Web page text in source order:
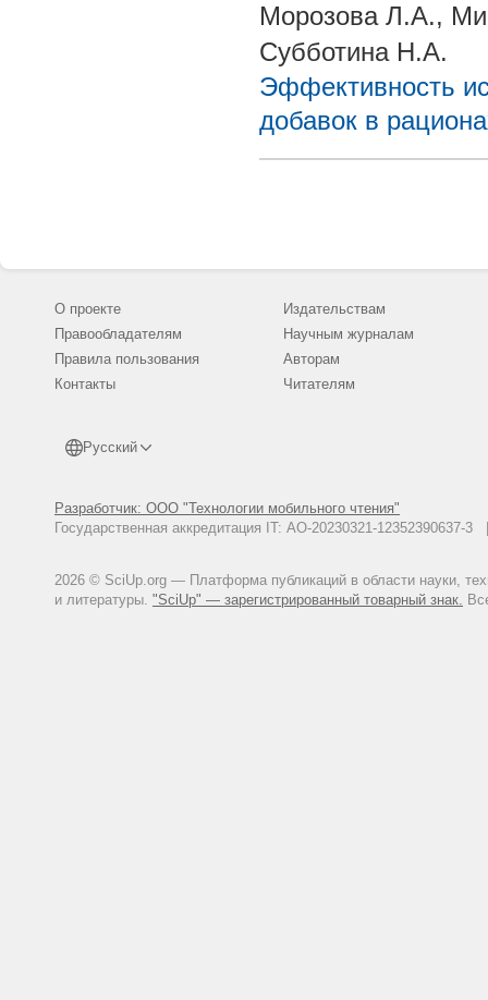
Морозова Л.А.,
Субботина Н.А.
Эффективность
добавок в
О проекте
Правообладателям
Правила пользования
Контакты
Русский
Разработчик: ООО "Технологии мобильного чтения"
Государственная аккредитация IT: АО-20230321-
2026 © SciUp.org — Платформа публикаций в области науки,
и литературы. "SciUp" — зарегистрированный товарный знак.
Издательствам
Научным журналам
Авторам
Читателям